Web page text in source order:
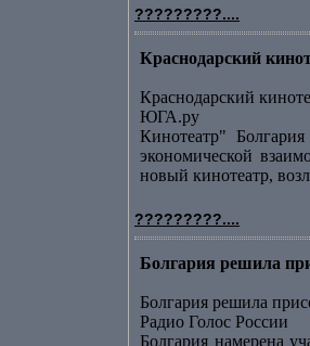
?????????....
Краснодарский
Краснодарский
ЮГА.ру
Кинотеатр"
экономической
новый кинотеатр,
?????????....
Болгария решила
Болгария решила
Радио Голос России
Болгария намерена